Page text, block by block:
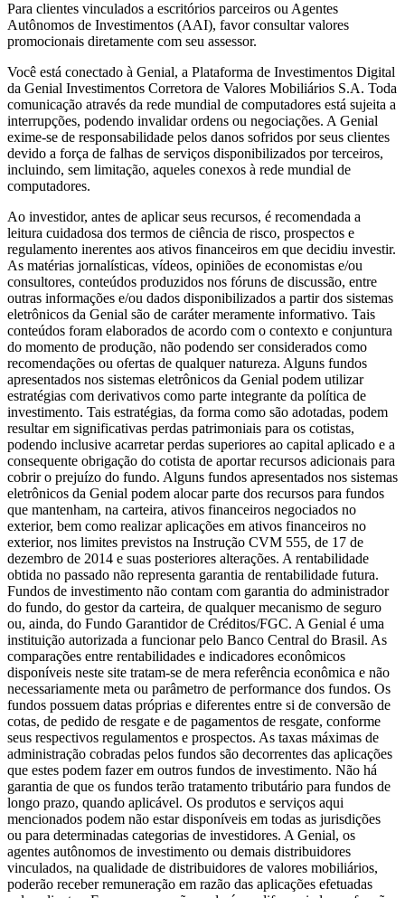
Para clientes vinculados a escritórios parceiros ou Agentes
Autônomos de Investimentos (AAI), favor consultar valores
promocionais diretamente com seu assessor.
Você está conectado à Genial, a Plataforma de Investimentos Digital
da Genial Investimentos Corretora de Valores Mobiliários S.A. Toda
comunicação através da rede mundial de computadores está sujeita a
interrupções, podendo invalidar ordens ou negociações. A Genial
exime-se de responsabilidade pelos danos sofridos por seus clientes
devido a força de falhas de serviços disponibilizados por terceiros,
incluindo, sem limitação, aqueles conexos à rede mundial de
computadores.
Ao investidor, antes de aplicar seus recursos, é recomendada a
leitura cuidadosa dos termos de ciência de risco, prospectos e
regulamento inerentes aos ativos financeiros em que decidiu investir.
As matérias jornalísticas, vídeos, opiniões de economistas e/ou
consultores, conteúdos produzidos nos fóruns de discussão, entre
outras informações e/ou dados disponibilizados a partir dos sistemas
eletrônicos da Genial são de caráter meramente informativo. Tais
conteúdos foram elaborados de acordo com o contexto e conjuntura
do momento de produção, não podendo ser considerados como
recomendações ou ofertas de qualquer natureza. Alguns fundos
apresentados nos sistemas eletrônicos da Genial podem utilizar
estratégias com derivativos como parte integrante da política de
investimento. Tais estratégias, da forma como são adotadas, podem
resultar em significativas perdas patrimoniais para os cotistas,
podendo inclusive acarretar perdas superiores ao capital aplicado e a
consequente obrigação do cotista de aportar recursos adicionais para
cobrir o prejuízo do fundo. Alguns fundos apresentados nos sistemas
eletrônicos da Genial podem alocar parte dos recursos para fundos
que mantenham, na carteira, ativos financeiros negociados no
exterior, bem como realizar aplicações em ativos financeiros no
exterior, nos limites previstos na Instrução CVM 555, de 17 de
dezembro de 2014 e suas posteriores alterações. A rentabilidade
obtida no passado não representa garantia de rentabilidade futura.
Fundos de investimento não contam com garantia do administrador
do fundo, do gestor da carteira, de qualquer mecanismo de seguro
ou, ainda, do Fundo Garantidor de Créditos/FGC. A Genial é uma
instituição autorizada a funcionar pelo Banco Central do Brasil. As
comparações entre rentabilidades e indicadores econômicos
disponíveis neste site tratam-se de mera referência econômica e não
necessariamente meta ou parâmetro de performance dos fundos. Os
fundos possuem datas próprias e diferentes entre si de conversão de
cotas, de pedido de resgate e de pagamentos de resgate, conforme
seus respectivos regulamentos e prospectos. As taxas máximas de
administração cobradas pelos fundos são decorrentes das aplicações
que estes podem fazer em outros fundos de investimento. Não há
garantia de que os fundos terão tratamento tributário para fundos de
longo prazo, quando aplicável. Os produtos e serviços aqui
mencionados podem não estar disponíveis em todas as jurisdições
ou para determinadas categorias de investidores. A Genial, os
agentes autônomos de investimento ou demais distribuidores
vinculados, na qualidade de distribuidores de valores mobiliários,
poderão receber remuneração em razão das aplicações efetuadas